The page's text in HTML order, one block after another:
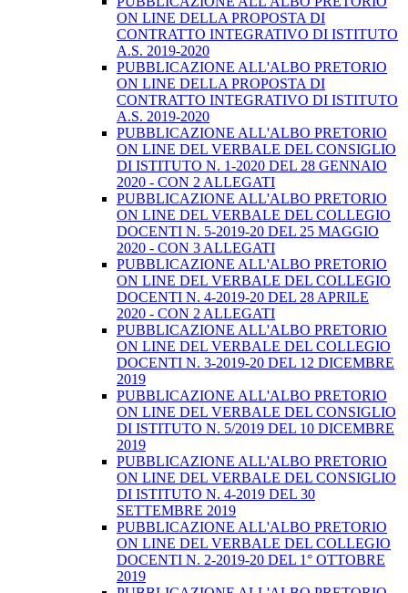
ON LINE DELLA PROPOSTA DI
CONTRATTO INTEGRATIVO DI ISTITUTO
A.S. 2019-2020
PUBBLICAZIONE ALL'ALBO PRETORIO
ON LINE DELLA PROPOSTA DI
CONTRATTO INTEGRATIVO DI ISTITUTO
A.S. 2019-2020
PUBBLICAZIONE ALL'ALBO PRETORIO
ON LINE DEL VERBALE DEL CONSIGLIO
DI ISTITUTO N. 1-2020 DEL 28 GENNAIO
2020 - CON 2 ALLEGATI
PUBBLICAZIONE ALL'ALBO PRETORIO
ON LINE DEL VERBALE DEL COLLEGIO
DOCENTI N. 5-2019-20 DEL 25 MAGGIO
2020 - CON 3 ALLEGATI
PUBBLICAZIONE ALL'ALBO PRETORIO
ON LINE DEL VERBALE DEL COLLEGIO
DOCENTI N. 4-2019-20 DEL 28 APRILE
2020 - CON 2 ALLEGATI
PUBBLICAZIONE ALL'ALBO PRETORIO
ON LINE DEL VERBALE DEL COLLEGIO
DOCENTI N. 3-2019-20 DEL 12 DICEMBRE
2019
PUBBLICAZIONE ALL'ALBO PRETORIO
ON LINE DEL VERBALE DEL CONSIGLIO
DI ISTITUTO N. 5/2019 DEL 10 DICEMBRE
2019
PUBBLICAZIONE ALL'ALBO PRETORIO
ON LINE DEL VERBALE DEL CONSIGLIO
DI ISTITUTO N. 4-2019 DEL 30
SETTEMBRE 2019
PUBBLICAZIONE ALL'ALBO PRETORIO
ON LINE DEL VERBALE DEL COLLEGIO
DOCENTI N. 2-2019-20 DEL 1° OTTOBRE
2019